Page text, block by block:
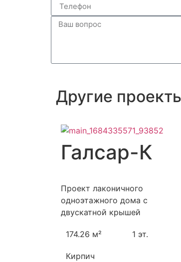
Другие
Галсар-К
Проект лаконичного
одноэтажного дома с
двускатной крышей
174.26 м² 1 эт.
Кирпич